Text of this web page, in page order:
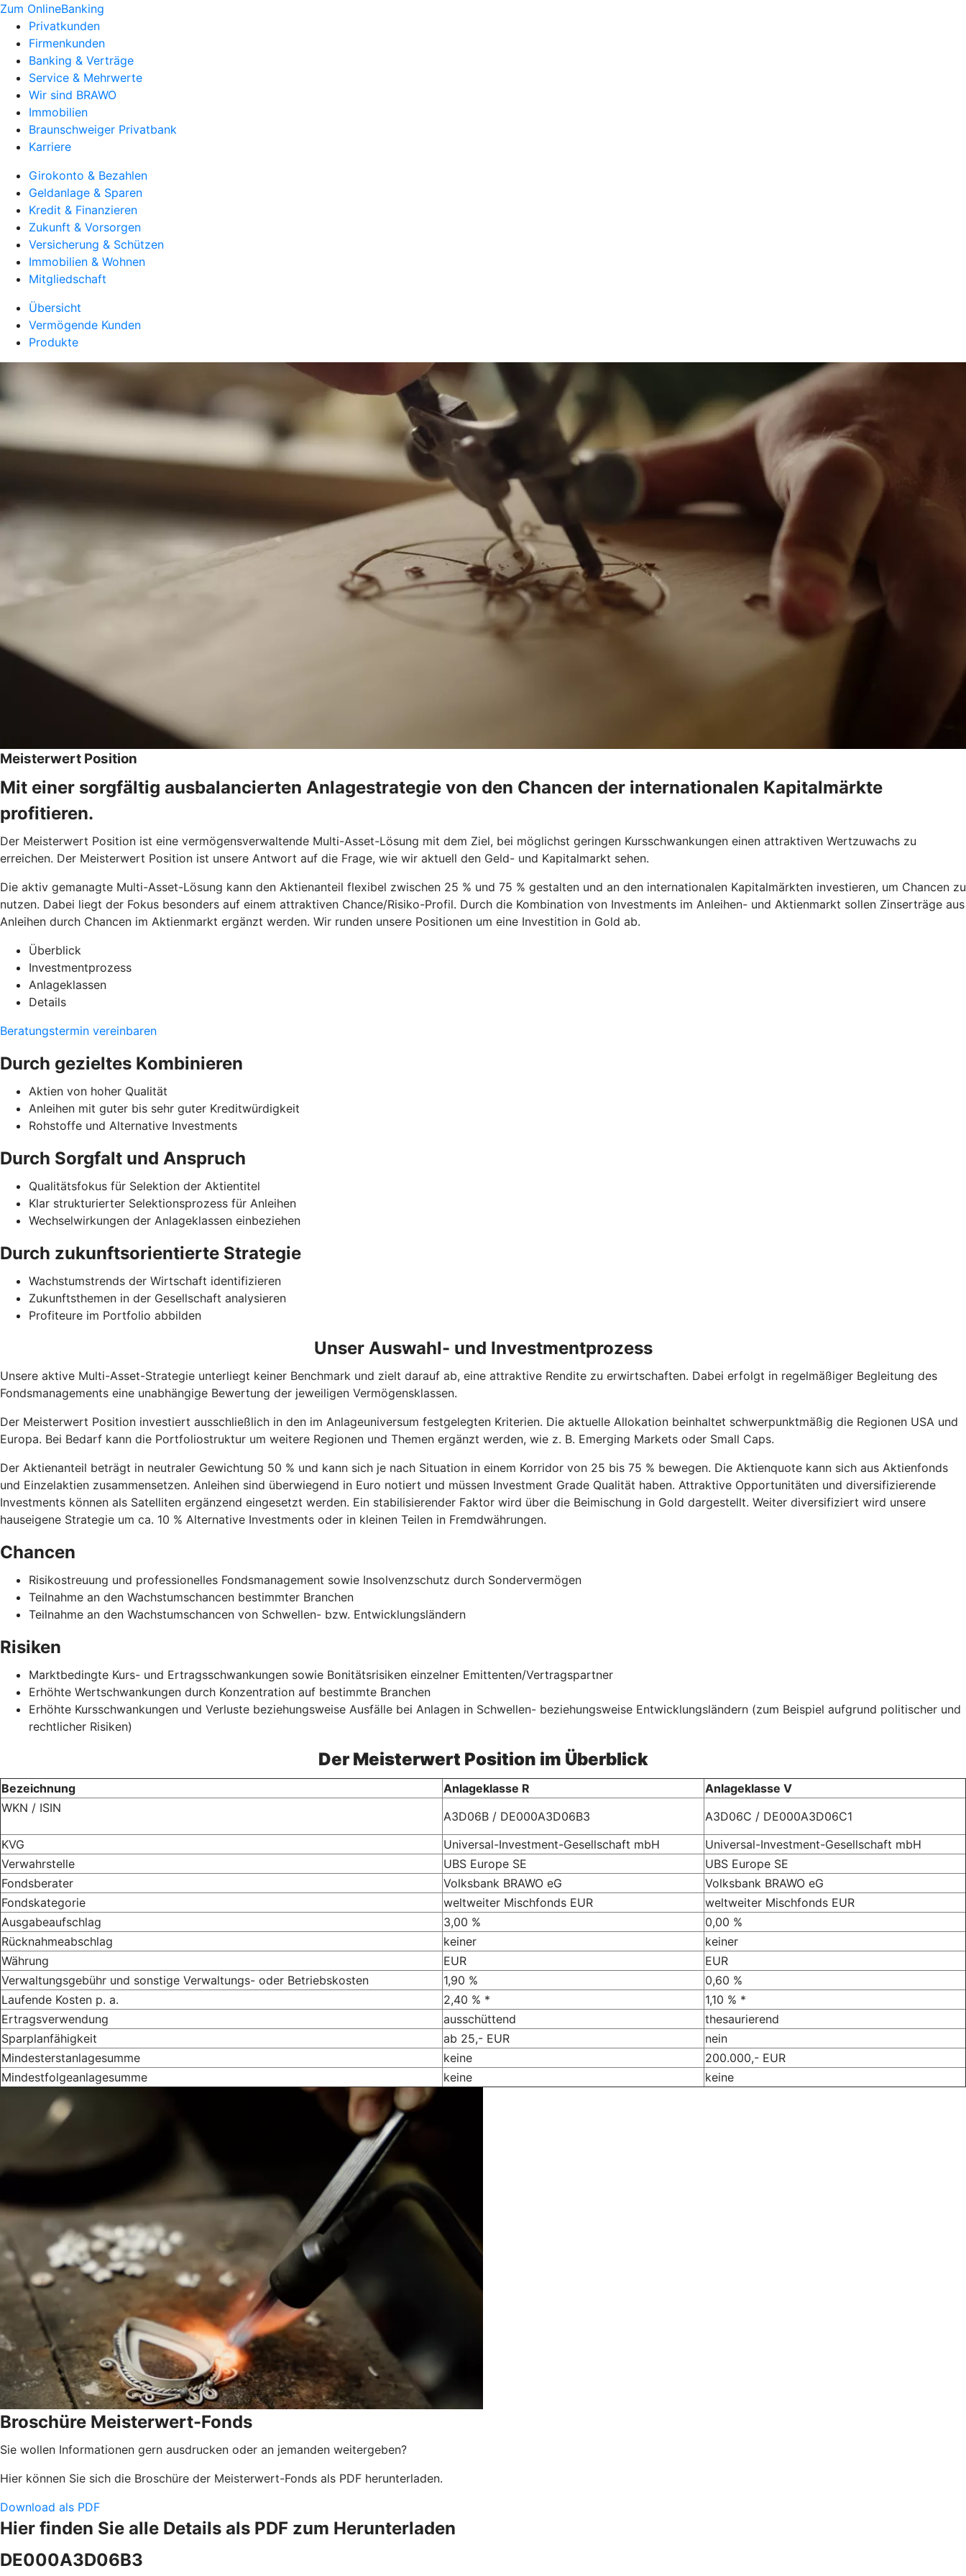
Zum OnlineBanking
Privatkunden
Firmenkunden
Banking & Verträge
Service & Mehrwerte
Wir sind BRAWO
Immobilien
Braunschweiger Privatbank
Karriere
Girokonto & Bezahlen
Geldanlage & Sparen
Kredit & Finanzieren
Zukunft & Vorsorgen
Versicherung & Schützen
Immobilien & Wohnen
Mitgliedschaft
Übersicht
Vermögende Kunden
Produkte
Meisterwert Position
Mit einer sorgfältig ausbalancierten Anlagestrategie von den Chancen der internationalen Kapitalmärkte
profitieren.
Der Meisterwert Position ist eine vermögensverwaltende Multi-Asset-Lösung mit dem Ziel, bei möglichst geringen Kursschwankungen einen attraktiven Wertzuwachs zu
erreichen. Der Meisterwert Position ist unsere Antwort auf die Frage, wie wir aktuell den Geld- und Kapitalmarkt sehen.
Die aktiv gemanagte Multi-Asset-Lösung kann den Aktienanteil flexibel zwischen 25 % und 75 % gestalten und an den internationalen Kapitalmärkten investieren, um Chancen zu
nutzen. Dabei liegt der Fokus besonders auf einem attraktiven Chance/Risiko-Profil. Durch die Kombination von Investments im Anleihen- und Aktienmarkt sollen Zinserträge aus
Anleihen durch Chancen im Aktienmarkt ergänzt werden. Wir runden unsere Positionen um eine Investition in Gold ab.
Überblick
Investmentprozess
Anlageklassen
Details
Beratungstermin vereinbaren
Durch gezieltes Kombinieren
Aktien von hoher Qualität
Anleihen mit guter bis sehr guter Kreditwürdigkeit
Rohstoffe und Alternative Investments
Durch Sorgfalt und Anspruch
Qualitätsfokus für Selektion der Aktientitel
Klar strukturierter Selektionsprozess für Anleihen
Wechselwirkungen der Anlageklassen einbeziehen
Durch zukunftsorientierte Strategie
Wachstumstrends der Wirtschaft identifizieren
Zukunftsthemen in der Gesellschaft analysieren
Profiteure im Portfolio abbilden
Unser Auswahl- und Investmentprozess
Unsere aktive Multi-Asset-Strategie unterliegt keiner Benchmark und zielt darauf ab, eine attraktive Rendite zu erwirtschaften. Dabei erfolgt in regelmäßiger Begleitung des
Fondsmanagements eine unabhängige Bewertung der jeweiligen Vermögensklassen.
Der Meisterwert Position investiert ausschließlich in den im Anlageuniversum festgelegten Kriterien. Die aktuelle Allokation beinhaltet schwerpunktmäßig die Regionen USA und
Europa. Bei Bedarf kann die Portfoliostruktur um weitere Regionen und Themen ergänzt werden, wie z. B. Emerging Markets oder Small Caps.
Der Aktienanteil beträgt in neutraler Gewichtung 50 % und kann sich je nach Situation in einem Korridor von 25 bis 75 % bewegen. Die Aktienquote kann sich aus Aktienfonds
und Einzelaktien zusammensetzen. Anleihen sind überwiegend in Euro notiert und müssen Investment Grade Qualität haben. Attraktive Opportunitäten und diversifizierende
Investments können als Satelliten ergänzend eingesetzt werden. Ein stabilisierender Faktor wird über die Beimischung in Gold dargestellt. Weiter diversifiziert wird unsere
hauseigene Strategie um ca. 10 % Alternative Investments oder in kleinen Teilen in Fremdwährungen.
Chancen
Risikostreuung und professionelles Fondsmanagement sowie Insolvenzschutz durch Sondervermögen
Teilnahme an den Wachstumschancen bestimmter Branchen
Teilnahme an den Wachstumschancen von Schwellen- bzw. Entwicklungsländern
Risiken
Marktbedingte Kurs- und Ertragsschwankungen sowie Bonitätsrisiken einzelner Emittenten/Vertragspartner
Erhöhte Wertschwankungen durch Konzentration auf bestimmte Branchen
Erhöhte Kursschwankungen und Verluste beziehungsweise Ausfälle bei Anlagen in Schwellen- beziehungsweise Entwicklungsländern (zum Beispiel aufgrund politischer und
rechtlicher Risiken)
Der Meisterwert Position im Überblick
Bezeichnung Anlageklasse R
Anlageklasse V
WKN / ISIN
A3D06B / DE000A3D06B3
A3D06C / DE000A3D06C1
KVG
Universal-Investment-Gesellschaft mbH
Universal-Investment-Gesellschaft mbH
Verwahrstelle
UBS Europe SE
UBS Europe SE
Fondsberater
Volksbank BRAWO eG
Volksbank BRAWO eG
Fondskategorie
weltweiter Mischfonds EUR
weltweiter Mischfonds EUR
Ausgabeaufschlag
3,00 %
0,00 %
Rücknahmeabschlag
keiner
keiner
Währung
EUR
EUR
Verwaltungsgebühr und sonstige Verwaltungs- oder Betriebskosten
1,90 %
0,60 %
Laufende Kosten p. a.
2,40 % *
1,10 % *
Ertragsverwendung
ausschüttend
thesaurierend
Sparplanfähigkeit
ab 25,- EUR
nein
Mindesterstanlagesumme
keine
200.000,- EUR
Mindestfolgeanlagesumme
keine keine
Broschüre Meisterwert-Fonds
Sie wollen Informationen gern ausdrucken oder an jemanden weitergeben?
Hier können Sie sich die Broschüre der Meisterwert-Fonds als PDF herunterladen.
Download als PDF
Hier finden Sie alle Details als PDF zum Herunterladen
DE000A3D06B3